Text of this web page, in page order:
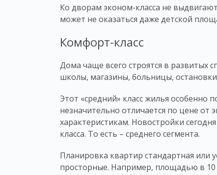
Ко дворам эконом-класса не
может не оказаться даже детской
Комфорт-класс
Дома чаще всего строятся в развитых
школы, магазины, больницы,
Этот «средний» класс жилья особенно
незначительно отличается по цене
характеристикам. Новостройки
класса. То есть – среднего сегмента.
Планировка квартир стандартная или
просторные. Например, площадью в 10